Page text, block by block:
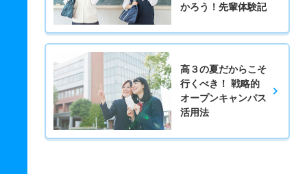
かろう！先輩体験記
高３の夏だからこそ
行くべき！ 戦略的
オープンキャンパス
活用法